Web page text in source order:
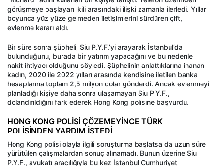
görüşmeye başlayan ikili arasındaki ilişki zamanla ilerledi. Yıllar
boyunca yüz yüze gelmeden iletişimlerini sürdüren çift,
evlenme kararı aldı.
Bir süre sonra şüpheli, Siu P.Y.F.’yi arayarak İstanbul’da
bulunduğunu, burada bir yatırım yapacağını ve bu nedenle
nakit ihtiyacı olduğunu söyledi. Şüphelinin anlattıklarına inanan
kadın, 2020 ile 2022 yılları arasında kendisine iletilen banka
hesaplarına toplam 2,5 milyon dolar gönderdi. Ancak evlenmeyi
planladığı kişiye daha sonra ulaşamayan Siu P.Y.F.,
dolandırıldığını fark ederek Hong Kong polisine başvurdu.
HONG KONG POLİSİ ÇÖZEMEYİNCE TÜRK
POLİSİNDEN YARDIM İSTEDİ
Hong Kong polisi olayla ilgili soruşturma başlatsa da uzun süre
yürütülen çalışmalardan sonuç alınamadı. Bunun üzerine Siu
P.Y.F., avukatı aracılığıyla bu kez İstanbul Cumhuriyet